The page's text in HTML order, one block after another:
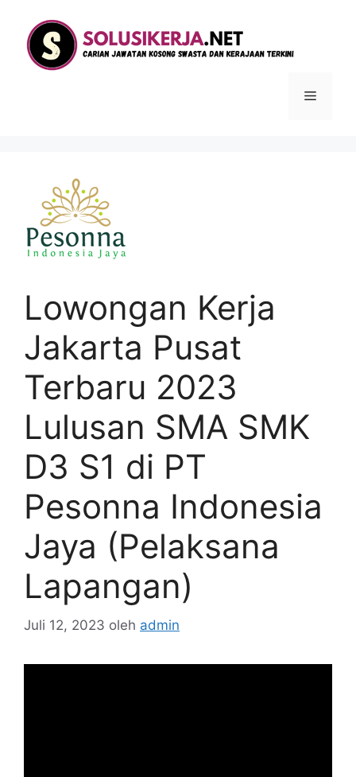
Menu
Lowongan Kerja
Jakarta Pusat
Terbaru 2023
Lulusan SMA SMK
D3 S1 di PT
Pesonna Indonesia
Jaya (Pelaksana
Lapangan)
Juli 12, 2023 oleh admin